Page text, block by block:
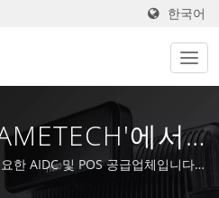
한국어
에서
시스템 및
한 AIDC 및 POS 공급업체입니다.
조업체로서, 회사는 강력한 R&D 역